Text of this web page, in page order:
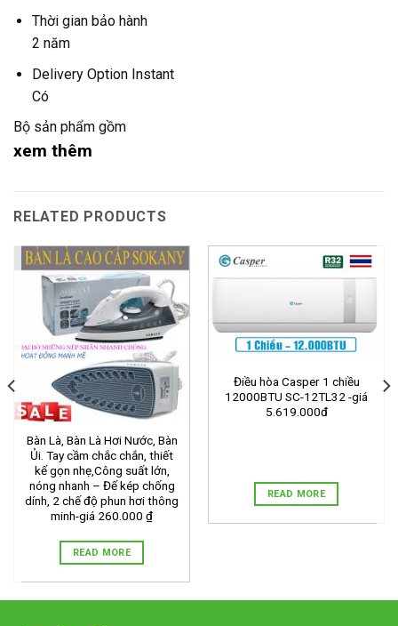
Thời gian bảo hành
2 năm
Delivery Option Instant
Có
Bộ sản phẩm gồm
xem thêm
RELATED PRODUCTS
Bàn Là, Bàn Là Hơi Nước, Bàn
Ủi. Tay cầm chắc chắn, thiết
kế gọn nhẹ,Công suất lớn,
nóng nhanh – Đế kép chống
dính, 2 chế độ phun hơi thông
minh-giá 260.000 ₫
READ MORE
Điều hòa Casper 1 chiều
12000BTU SC-12TL32 -giá
5.619.000đ
READ MORE